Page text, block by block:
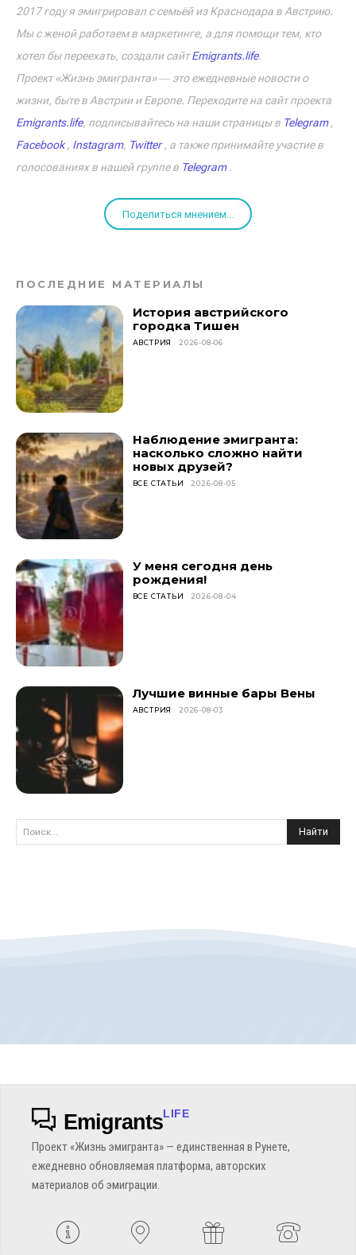
2017 году я эмигрировал с семьёй из Краснодара в Австрию.
Мы с женой работаем в маркетинге, а для помощи тем, кто
хотел бы переехать, создали сайтEmigrants.life.
Проект «Жизнь эмигранта» ― это ежедневные новости о
жизни, быте в Австрии и Европе. Переходите на сайт проекта
Emigrants.life, подписывайтесь на наши страницы в Telegram,
Facebook, Instagram, Twitter, а также принимайте участие в
голосованиях в нашей группе в Telegram.
Поделиться мнением...
ПОСЛЕДНИЕ МАТЕРИАЛЫ
История австрийского
городка Тишен
АВСТРИЯ 2026-08-06
Наблюдение эмигранта:
насколько сложно найти
новых друзей?
ВСЕ СТАТЬИ 2026-08-05
У меня сегодня день
рождения!
ВСЕ СТАТЬИ 2026-08-04
Лучшие винные бары Вены
АВСТРИЯ 2026-08-03
Поиск... Найти
EmigrantsLIFE
Проект «Жизнь эмигранта» — единственная в Рунете,
ежедневно обновляемая платформа, авторских
материалов об эмиграции.